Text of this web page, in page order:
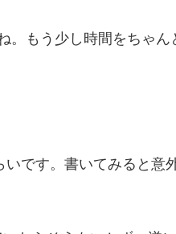
。もう少し時間をちゃ
いです。書いてみると意